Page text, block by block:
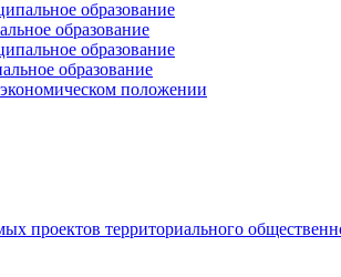
образование
образование
образование
образование
положении
проектов территориального